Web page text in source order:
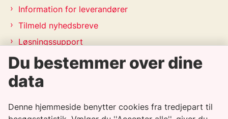
Information for leverandører
Tilmeld nyhedsbreve
Løsningssupport
Releasekalender
APV-handleplan 2026
Genveje
Du bestemmer over dine
data
Denne hjemmeside benytter cookies fra tredjepart til